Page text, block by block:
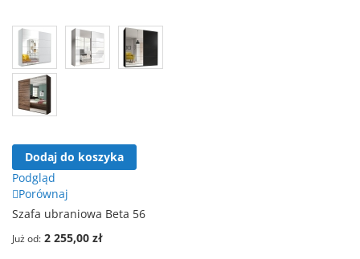
Dodaj do koszyka
Podgląd
Porównaj
Szafa ubraniowa Beta 56
Już od 2 255,00 zł